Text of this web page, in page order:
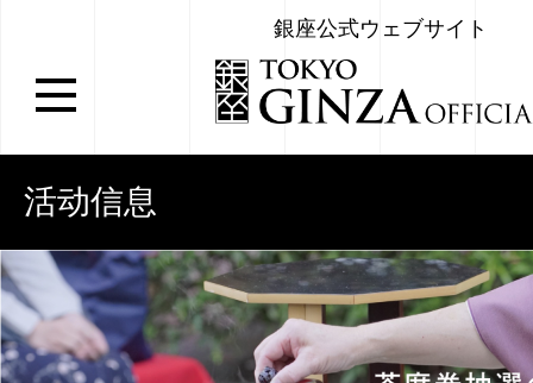
銀座公式ウェブサイト
活动信息